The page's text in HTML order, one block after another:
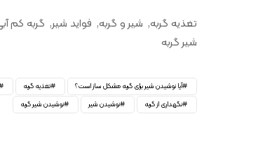
تغذیه گربه, شیر و گربه, فواید شیر, گربه کم
شیر گربه
آیا نوشیدن شیر برای گربه مشکل ساز است؟ تغذیه گربه
نگهداری از گربه
نوشیدن شیر نوشیدن شیر گربه